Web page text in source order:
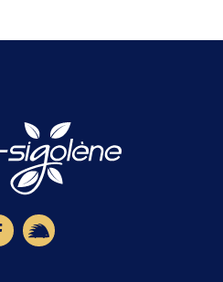
Lien vers le compte Facebook
Lien vers la page illiwap